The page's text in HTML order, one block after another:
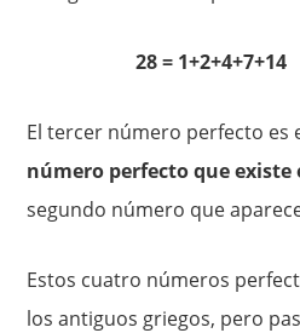
28 = 1+2+4+7+14
El tercer número perfecto es
número perfecto que existe
segundo número que
Estos cuatro números
los antiguos griegos, pero